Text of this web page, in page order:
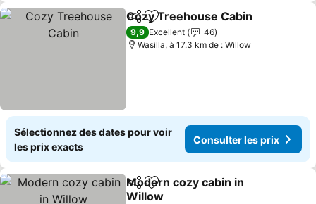
PartagerAjouter à mes favoris
Cozy Treehouse Cabin
9,9 Excellent
46
Wasilla, à 17.3 km de : Willow
Sélectionnez des dates pour voir
les prix exacts
Consulter les prix
PartagerAjouter à mes favoris
Modern cozy cabin in
Willow